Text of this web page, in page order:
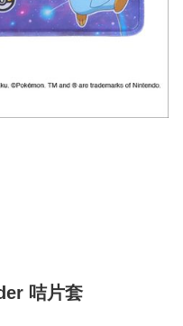
咭片套